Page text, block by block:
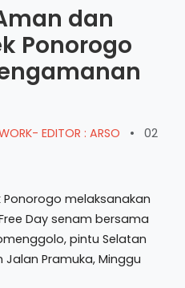
dan
Ponorogo
EDITOR : ARSO •
02
Ponorogo melaksanakan
Day senam bersama
pintu Selatan
Pramuka, Minggu